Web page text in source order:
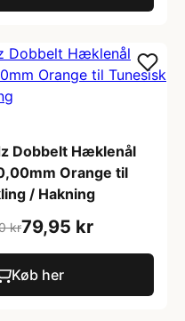
Dobbelt Hæklenål
Orange til
/ Hakning
kr79,95 kr
Køb her